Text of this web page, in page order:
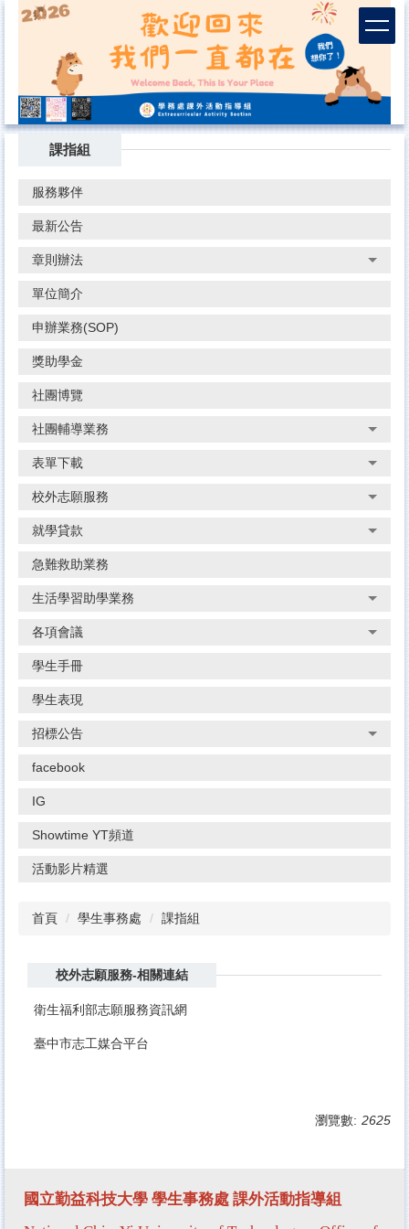
區
課指組
服務夥伴
最新公告
章則辦法
單位簡介
申辦業務(SOP)
獎助學金
社團博覽
社團輔導業務
表單下載
校外志願服務
就學貸款
急難救助業務
生活學習助學業務
各項會議
學生手冊
學生表現
招標公告
facebook
IG
Showtime YT頻道
活動影片精選
首頁 學生事務處 課指組
校外志願服務-相關連結
衛生福利部志願服務資訊網
臺中市志工媒合平台
瀏覽數: 2625
國立勤益科技大學 學生事務處 課外活動指導組